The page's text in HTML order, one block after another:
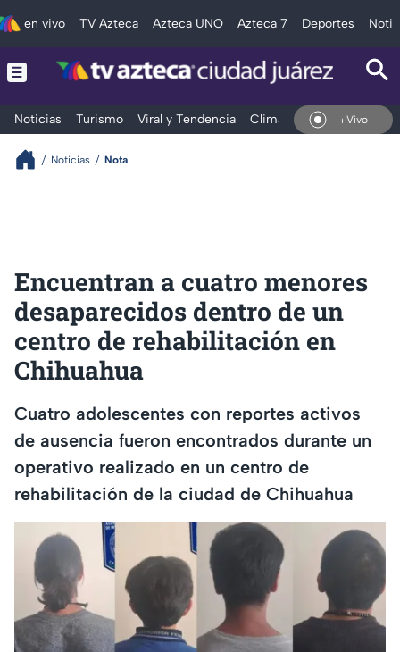
en vivo TV Azteca Azteca UNO Azteca 7 Deportes
Noticias Turismo Viral y Tendencia Clima Deportes
En Vivo
Noticias Nota
Encuentran a cuatro menores
desaparecidos dentro de un
centro de rehabilitación en
Chihuahua
Cuatro adolescentes con reportes activos
de ausencia fueron encontrados durante un
operativo realizado en un centro de
rehabilitación de la ciudad de Chihuahua